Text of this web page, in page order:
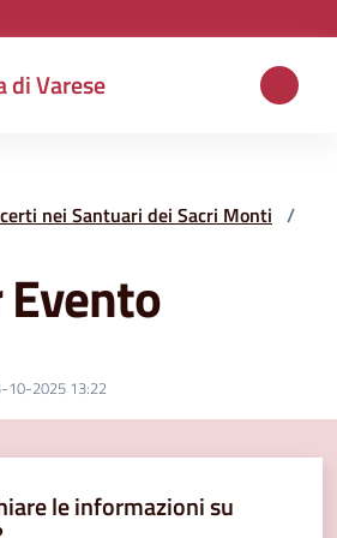
di Varese
nei Santuari dei Sacri Monti /
10-2025 13:22
le informazioni su